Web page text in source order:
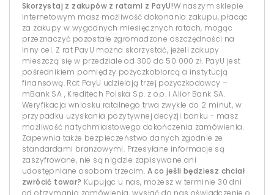
Skorzystaj z zakupów z ratami z PayU!W naszym sklepie
internetowym masz możliwość dokonania zakupu, płacąc
za zakupy w wygodnych miesięcznych ratach, mogąc
przeznaczyć pozostałe zgromadzone oszczędności na
inny cel. Z rat PayU można skorzystać, jeżeli zakupy
mieszczą się w przedziale od 300 do 50 000 zł. PayU jest
pośrednikiem pomiędzy pożyczkobiorcą a instytucją
finansową. Rat PayU udzielają trzej pożyczkodawcy –
mBank SA , Kreditech Polska Sp. z o.o. i Alior Bank SA.
Weryfikacja wniosku ratalnego trwa zwykle do 2 minut, w
przypadku uzyskania pozytywnej decyzji banku - masz
możliwość natychmiastowego dokończenia zamówienia.
Zapewnia także bezpieczeństwo danych zgodnie ze
standardami branżowymi. Przesyłane informacje są
zaszyfrowane, nie są nigdzie zapisywane ani
udostępniane osobom trzecim. A co jeśli będziesz chciał
zwrócić towar? Kupując u nas, możesz w terminie 30 dni
od otrzymania zamówienia, wysłać do nas oświadczenie o